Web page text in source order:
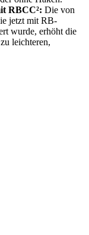
RBCC²: Die von
jetzt mit RB-
wurde, erhöht die
leichteren,